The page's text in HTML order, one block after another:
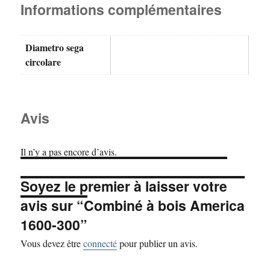
Informations complémentaires
Diametro sega
circolare
Avis
Il n’y a pas encore d’avis.
Soyez le premier à laisser votre
avis sur “Combiné à bois America
1600-300”
Vous devez êtreconnectépour publier un avis.